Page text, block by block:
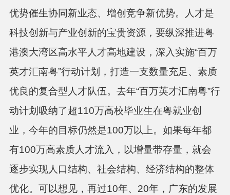
优势催生协同新业态、增创竞争新优势。人才是
科技创新与产业创新的宝贵资源，要纵深推进粤
港澳大湾区高水平人才高地建设，深入实施“百万
英才汇南粤”行动计划，打造一支数量充足、素质
优良的复合型人才队伍。去年“百万英才汇南粤”行
动计划吸纳了超110万高校毕业生在粤就业创
业，今年的目标仍然是100万以上。如果每年都
有100万高素质人才流入，以增量带存量，就会
逐步实现人口结构、社会结构、经济结构的整体
优化。可以想见，再过10年、20年，广东的发展